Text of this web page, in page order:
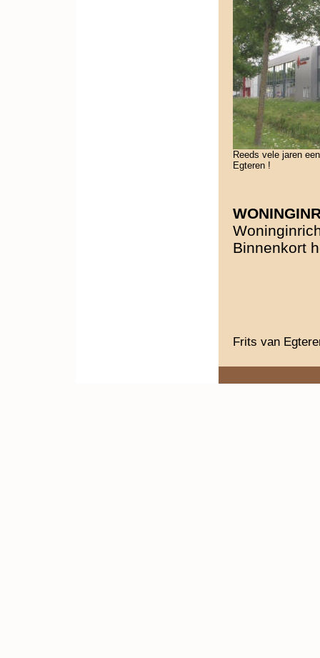
Reeds vele jaren
Egteren !
Binnenkort
Frits van